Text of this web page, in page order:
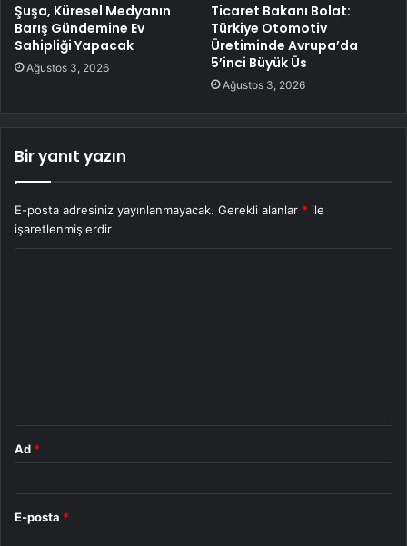
Şuşa, Küresel Medyanın
Barış Gündemine Ev
Sahipliği Yapacak
Ağustos 3, 2026
Ticaret Bakanı Bolat:
Türkiye Otomotiv
Üretiminde Avrupa’da
5’inci Büyük Üs
Ağustos 3, 2026
Bir yanıt yazın
E-posta adresiniz yayınlanmayacak. Gerekli alanlar * ile
işaretlenmişlerdir
Ad *
E-posta *